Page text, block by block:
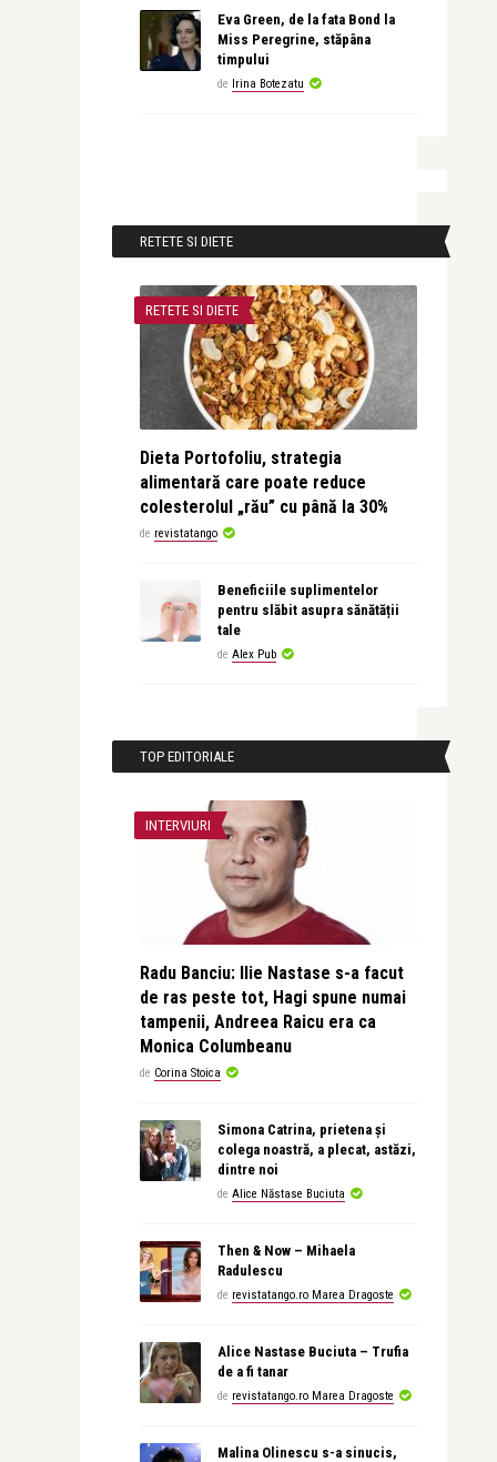
Eva Green, de la fata Bond la
Miss Peregrine, stăpâna
timpului
de Irina Botezatu
RETETE SI DIETE
RETETE SI DIETE
Dieta Portofoliu, strategia
alimentară care poate reduce
colesterolul „rău” cu până la 30%
de revistatango
Beneficiile suplimentelor
pentru slăbit asupra sănătății
tale
de Alex Pub
TOP EDITORIALE
INTERVIURI
Radu Banciu: Ilie Nastase s-a facut
de ras peste tot, Hagi spune numai
tampenii, Andreea Raicu era ca
Monica Columbeanu
de Corina Stoica
Simona Catrina, prietena și
colega noastră, a plecat, astăzi,
dintre noi
de Alice Năstase Buciuta
Then & Now – Mihaela
Radulescu
de revistatango.ro Marea Dragoste
Alice Nastase Buciuta – Trufia
de a fi tanar
de revistatango.ro Marea Dragoste
Malina Olinescu s-a sinucis,